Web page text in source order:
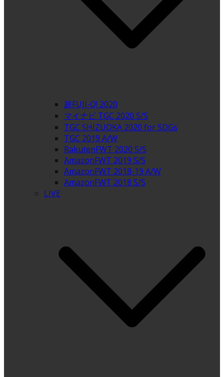
超FUJI-Q! 2020
マイナビ TGC 2020 S/S
TGC SHIZUOKA 2020 for SDGs
TGC 2019 A/W
RakutenFWT 2020 S/S
AmazonFWT 2019 S/S
AmazonFWT 2018-19 A/W
AmazonFWT 2018 S/S
LIVE